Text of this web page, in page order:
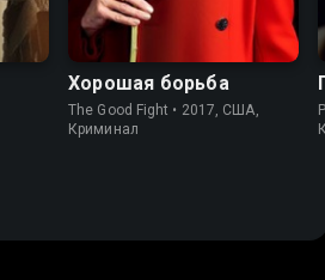
7.9 8.3
Хорошая борьба
The Good Fight • 2017, США,
Криминал